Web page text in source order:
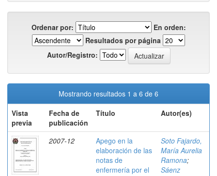
Ordenar por:
En orden:
Resultados por página
Autor/Registro:
Mostrando resultados 1 a 6 de 6
Vista
previa
Fecha de
publicación
Título Autor(es)
2007-12
Apego en la
elaboración de las
notas de
enfermería por el
Soto Fajardo,
María Aurelia
Ramona;
Sáenz